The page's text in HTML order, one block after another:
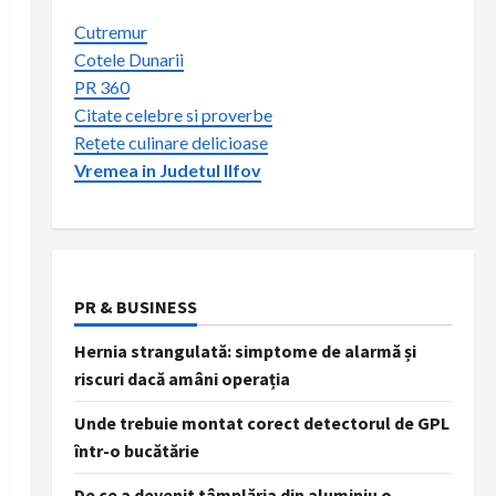
Cutremur
Cotele Dunarii
PR 360
Citate celebre si proverbe
Rețete culinare delicioase
Vremea in Judetul Ilfov
PR & BUSINESS
Hernia strangulată: simptome de alarmă și
riscuri dacă amâni operația
Unde trebuie montat corect detectorul de GPL
într-o bucătărie